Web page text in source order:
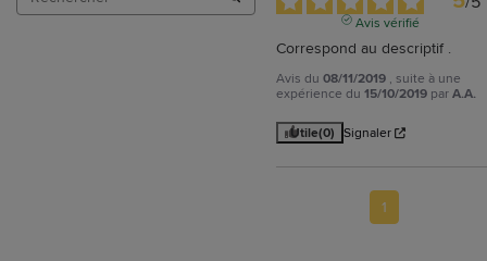
Avis vérifié
Correspond au descriptif .
Avis du08/11/2019 , suite à une
expérience du15/10/2019 parA.A.
Utile(0) Signaler
1